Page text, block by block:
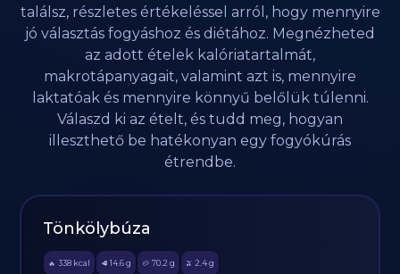
találsz, részletes értékeléssel arról, hogy mennyire
jó választás fogyáshoz és diétához. Megnézheted
az adott ételek kalóriatartalmát,
makrotápanyagait, valamint azt is, mennyire
laktatóak és mennyire könnyű belőlük túlenni.
Válaszd ki az ételt, és tudd meg, hogyan
illeszthető be hatékonyan egy fogyókúrás
étrendbe.
Tönkölybúza
🔥 338 kcal 🥩 14.6 g 🥔 70.2 g 🫒 2.4 g